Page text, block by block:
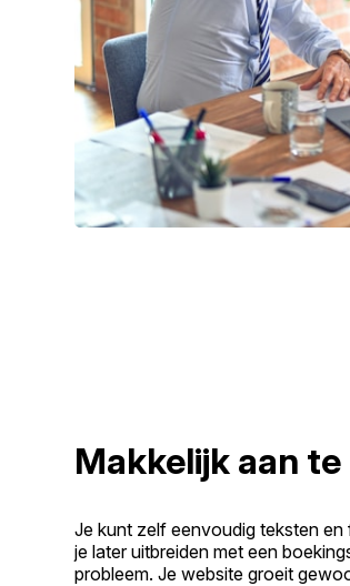
Makkelijk aan
Je kunt zelf eenvoudig teksten en
je later uitbreiden met een
probleem. Je website groeit